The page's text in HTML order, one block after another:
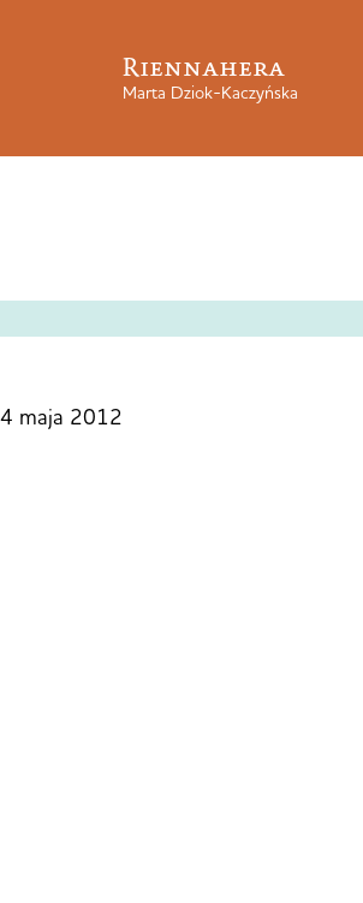
Riennahera
Marta Dziok-Kaczyńska
4 maja 2012